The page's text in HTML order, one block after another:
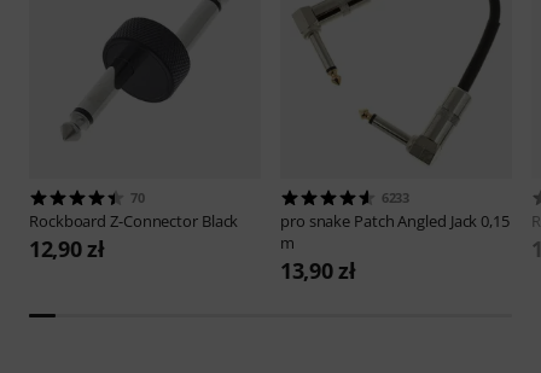
70
Rockboard Z-Connector Black
12,90 zł
6233
pro snake Patch Angled Jack 0,15
m
13,90 zł